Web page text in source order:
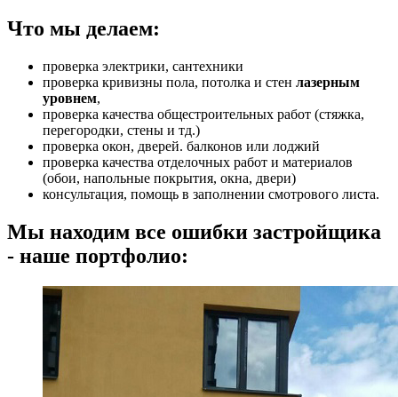
Что мы делаем:
проверка электрики, сантехники
проверка кривизны пола, потолка и стен лазерным
уровнем,
проверка качества общестроительных работ (стяжка,
перегородки, стены и тд.)
проверка окон, дверей. балконов или лоджий
проверка качества отделочных работ и материалов
(обои, напольные покрытия, окна, двери)
консультация, помощь в заполнении смотрового листа.
Мы находим все ошибки застройщика
- наше портфолио: